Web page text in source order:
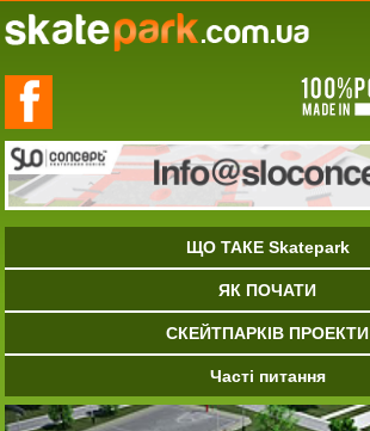
in Poland
ЩО ТАКЕ Skatepark
ЯК ПОЧАТИ
СКЕЙТПАРКІВ ПРОЕКТИ
Часті питання